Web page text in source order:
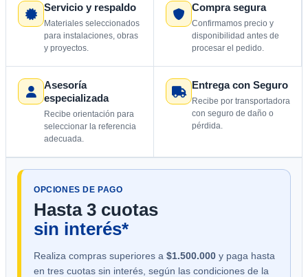
Servicio y respaldo
Materiales seleccionados
para instalaciones, obras
y proyectos.
Compra segura
Confirmamos precio y
disponibilidad antes de
procesar el pedido.
Asesoría
especializada
Recibe orientación para
seleccionar la referencia
adecuada.
Entrega con Seguro
Recibe por transportadora
con seguro de daño o
pérdida.
OPCIONES DE PAGO
Hasta 3 cuotas
sin interés*
Realiza compras superiores a $1.500.000 y paga hasta
en tres cuotas sin interés, según las condiciones de la